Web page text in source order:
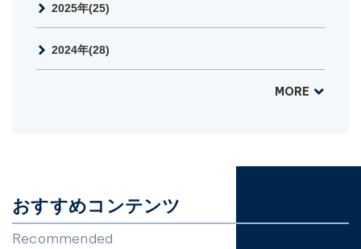
2025年(25)
2024年(28)
MORE
おすすめコンテンツ
Recommended